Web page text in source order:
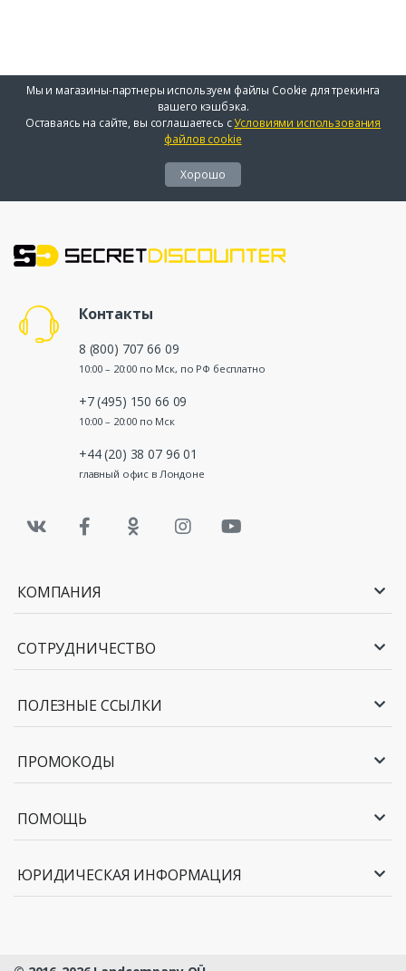
Мы и магазины-партнеры используем файлы Cookie для трекинга
вашего кэшбэка.
Оставаясь на сайте, вы соглашаетесь сУсловиями использования
файлов cookie
Хорошо
Контакты
8 (800) 707 66 09
10:00 – 20:00 по Мск, по РФ бесплатно
+7 (495) 150 66 09
10:00 – 20:00 по Мск
+44 (20) 38 07 96 01
главный офис в Лондоне
КОМПАНИЯ
СОТРУДНИЧЕСТВО
ПОЛЕЗНЫЕ ССЫЛКИ
ПРОМОКОДЫ
ПОМОЩЬ
ЮРИДИЧЕСКАЯ ИНФОРМАЦИЯ